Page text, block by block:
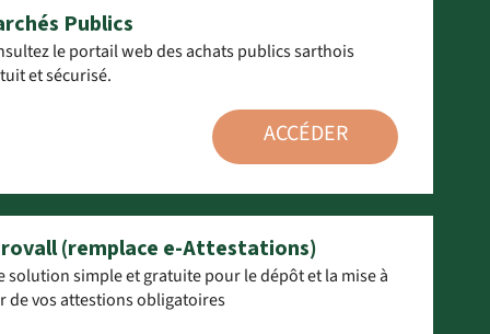
Publics
le portail web des achats publics sarthois
et sécurisé.
ACCÉDER
(remplace e-Attestations)
solution simple et gratuite pour le dépôt et la mise à
de vos attestions obligatoires